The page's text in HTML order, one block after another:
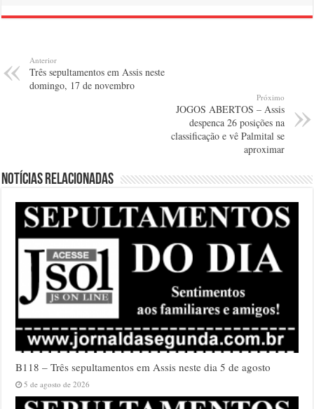
Anterior
Três sepultamentos em Assis neste
domingo, 17 de novembro
Próximo
JOGOS ABERTOS – Assis
despenca 26 posições na
classificação e vê Palmital se
aproximar
Notícias relacionadas
B118 – Três sepultamentos em Assis neste dia 5 de agosto
5 de agosto de 2026